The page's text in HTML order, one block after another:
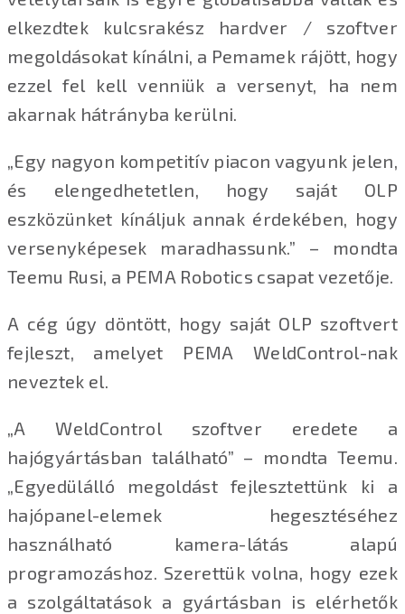
elkezdtek kulcsrakész hardver / szoftver
megoldásokat kínálni, a Pemamek rájött, hogy
ezzel fel kell venniük a versenyt, ha nem
akarnak hátrányba kerülni.
„Egy nagyon kompetitív piacon vagyunk jelen,
és elengedhetetlen, hogy saját OLP
eszközünket kínáljuk annak érdekében, hogy
versenyképesek maradhassunk.” – mondta
Teemu Rusi, a PEMA Robotics csapat vezetője.
A cég úgy döntött, hogy saját OLP szoftvert
fejleszt, amelyet PEMA WeldControl-nak
neveztek el.
„A WeldControl szoftver eredete a
hajógyártásban található” – mondta Teemu.
„Egyedülálló megoldást fejlesztettünk ki a
hajópanel-elemek hegesztéséhez
használható kamera-látás alapú
programozáshoz. Szerettük volna, hogy ezek
a szolgáltatások a gyártásban is elérhetők